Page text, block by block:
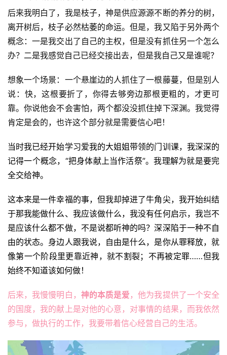
首
页
主
日
崇
拜
专
题
讲
座
赞
美
敬
后来我明白了，我是枝子，神是供应源源不断的养分的树，
离开树后，枝子必然枯萎的命运。但是，我又陷于另外两个
概念：一是我交出了自己的主权，但是没有抓住另一个怎么
办？二是我感觉自己已经交接出去，但是我自己又是谁呢？
想象一个场景：一个悬崖边的人抓住了一根藤蔓，但是别人
说：快，这根要折了，你得去够旁边那根更粗的，才更可
靠。你说他会不会害怕，两个都没没抓住掉下深渊。我觉得
肯定是会的，也许这个部分就是需要信心吧！
当时我已经开始学习爱我的大姐姐带领的门训课，我深深的
记得一个概念，“把身体献上当作活祭”。我理解为就是要完
全交给神。
这本来是一件幸福的事，但我却掉进了牛角尖，我开始纠结
于那我能做什么、我应该做什么，我没有任何启示，我岂不
是应该什么都不做，不是说都听神的吗？深深陷于一种不自
由的状态。身边人跟我说，自由是什么，是你从罪释放，就
像第一个阶段里更靠近神，就不割裂；不再被定罪……但我
始终不知道该如何做！
后来，我慢慢明白， 神的本质是爱 ，他为我提供了一个安全
的国度，我的献上是对他的心意，对事情的结果，而我依然
参与，做执行的工作，我要带着信心经营自己的生活。